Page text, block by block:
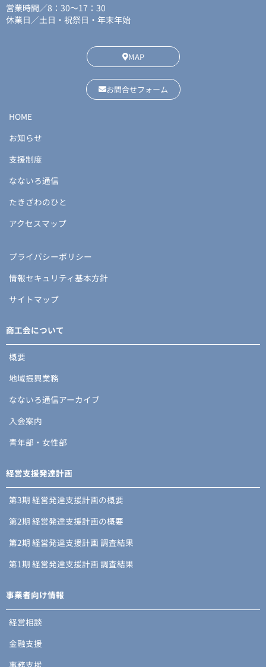
営業時間／8：30〜17：30
休業日／土日・祝祭日・年末年始
MAP
お問合せフォーム
HOME
お知らせ
支援制度
なないろ通信
たきざわのひと
アクセスマップ
プライバシーポリシー
情報セキュリティ基本方針
サイトマップ
商工会について
概要
地域振興業務
なないろ通信アーカイブ
入会案内
青年部・女性部
経営支援発達計画
第3期 経営発達支援計画の概要
第2期 経営発達支援計画の概要
第2期 経営発達支援計画 調査結果
第1期 経営発達支援計画 調査結果
事業者向け情報
経営相談
金融支援
事務支援